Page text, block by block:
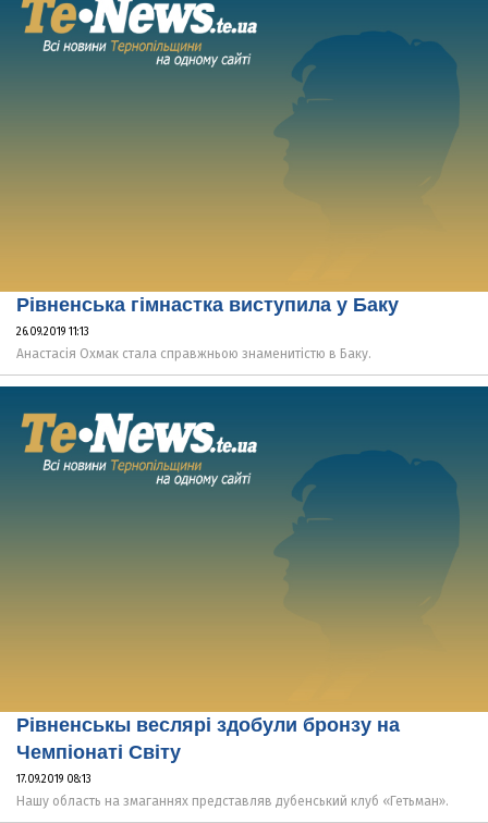
Рівненська гімнастка виступила у Баку
26.09.2019 11:13
Анастасія Охмак стала справжньою знаменитістю в Баку.
Рівненськы веслярі здобули бронзу на
Чемпіонаті Світу
17.09.2019 08:13
Нашу область на змаганнях представляв дубенський клуб «Гетьман».